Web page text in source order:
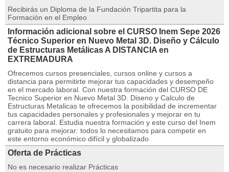
Recibirás un Diploma de la Fundación Tripartita para la
Formación en el Empleo
Información adicional sobre el CURSO Inem Sepe 2026
Técnico Superior en Nuevo Metal 3D. Diseño y Cálculo
de Estructuras Metálicas A DISTANCIA en
EXTREMADURA
Ofrecemos cursos presenciales, cursos online y cursos a
distancia para permitirte mejorar tus capacidades y desempeño
en el mercado laboral. Con nuestra formación del CURSO DE
Tecnico Superior en Nuevo Metal 3D. Diseno y Calculo de
Estructuras Metalicas te ofrecemos la posibilidad de incrementar
tus capacidades personales y profesionales y mejorar en tu
carrera laboral. Estudia nuestra formación y este curso del Inem
gratuito para mejorar: todos lo necesitamos para competir en
este entorno económico difícil y globalizado
Oferta de Prácticas
No es necesario realizar Prácticas